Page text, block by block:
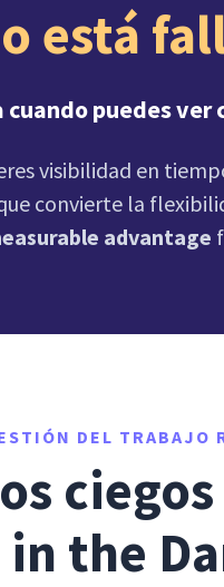
puedes ver
visibilidad en
convierte la
advantage
DEL TRABAJO
in the